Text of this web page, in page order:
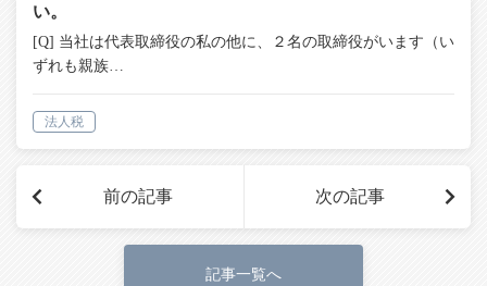
い。
[Q] 当社は代表取締役の私の他に、２名の取締役がいます（い
ずれも親族…
法人税
前の記事 次の記事
記事一覧へ